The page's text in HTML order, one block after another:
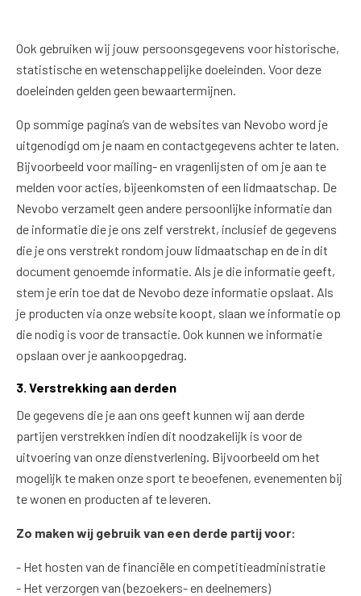
Ook gebruiken wij jouw persoonsgegevens voor historische,
statistische en wetenschappelijke doeleinden. Voor deze
doeleinden gelden geen bewaartermijnen.
Op sommige pagina’s van de websites van Nevobo word je
uitgenodigd om je naam en contactgegevens achter te laten.
Bijvoorbeeld voor mailing- en vragenlijsten of om je aan te
melden voor acties, bijeenkomsten of een lidmaatschap. De
Nevobo verzamelt geen andere persoonlijke informatie dan
de informatie die je ons zelf verstrekt, inclusief de gegevens
die je ons verstrekt rondom jouw lidmaatschap en de in dit
document genoemde informatie. Als je die informatie geeft,
stem je erin toe dat de Nevobo deze informatie opslaat. Als
je producten via onze website koopt, slaan we informatie op
die nodig is voor de transactie. Ook kunnen we informatie
opslaan over je aankoopgedrag.
3. Verstrekking aan derden
De gegevens die je aan ons geeft kunnen wij aan derde
partijen verstrekken indien dit noodzakelijk is voor de
uitvoering van onze dienstverlening. Bijvoorbeeld om het
mogelijk te maken onze sport te beoefenen, evenementen bij
te wonen en producten af te leveren.
Zo maken wij gebruik van een derde partij voor:
- Het hosten van de financiële en competitieadministratie
- Het verzorgen van (bezoekers- en deelnemers)